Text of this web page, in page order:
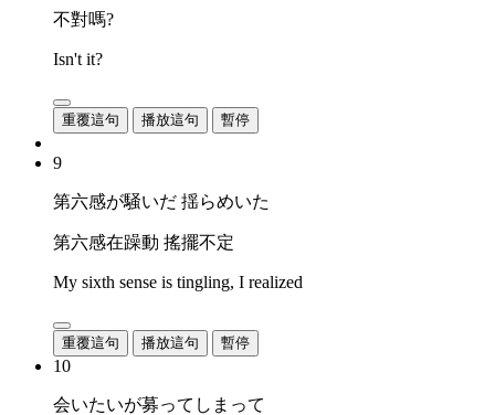
不對嗎?
Isn't it?
重覆這句 播放這句 暫停
9
第六感が騒いだ 揺らめいた
第六感在躁動 搖擺不定
My sixth sense is tingling, I realized
重覆這句 播放這句 暫停
10
会いたいが募ってしまって